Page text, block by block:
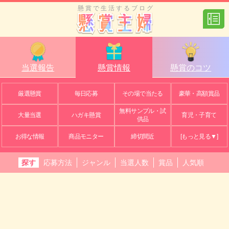
懸賞で生活するブログ
当選報告 懸賞情報 懸賞のコツ
厳選懸賞 毎日応募 その場で当たる 豪華・高額賞品
大量当選 ハガキ懸賞
無料サンプル・試
供品
育児・子育て
お得な情報 商品モニター 締切間近 [もっと見る▼]
探す 応募方法 ジャンル 当選人数 賞品 人気順